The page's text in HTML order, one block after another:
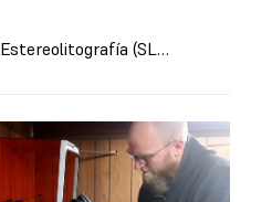
Estereolitografía (SLA)